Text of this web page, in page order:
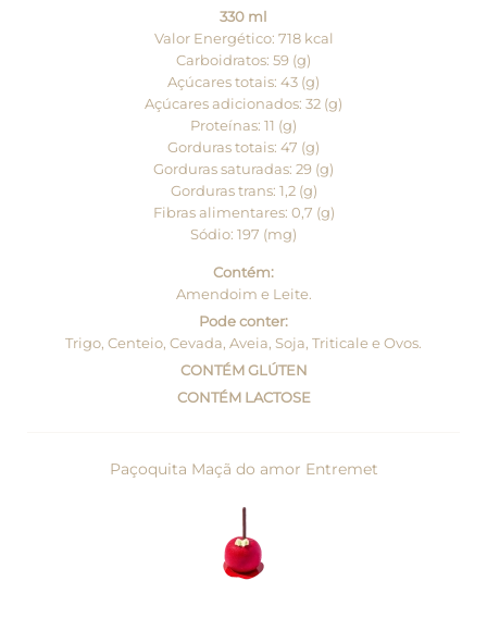
330 ml
Valor Energético: 718 kcal
Carboidratos: 59 (g)
Açúcares totais: 43 (g)
Açúcares adicionados: 32 (g)
Proteínas: 11 (g)
Gorduras totais: 47 (g)
Gorduras saturadas: 29 (g)
Gorduras trans: 1,2 (g)
Fibras alimentares: 0,7 (g)
Sódio: 197 (mg)
Contém:
Amendoim e Leite.
Pode conter:
Trigo, Centeio, Cevada, Aveia, Soja, Triticale e Ovos.
CONTÉM GLÚTEN
CONTÉM LACTOSE
Paçoquita Maçã do amor Entremet